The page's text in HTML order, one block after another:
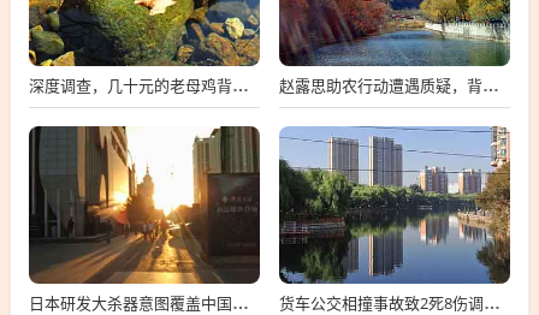
深度调查，几十元的老母鸡背后隐藏的真相—淘汰蛋鸡的可能真相揭秘 赵露思助农行动遭遇质疑，背后的真相与深度解析
日本研发大杀器意图覆盖中国全境，深度解读背后的动机与挑战 货车公交相撞事故致2死8伤调查报告公布，深度解析事故原因与后续措施